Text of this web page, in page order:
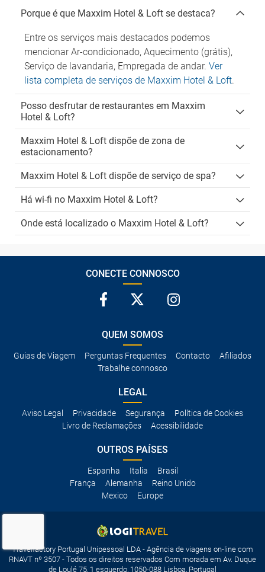
Porque é que Maxxim Hotel & Loft se destaca?
Entre os serviços mais destacados podemos
mencionar Ar-condicionado, Aquecimento (grátis),
Serviço de lavandaria, Empregada de andar. Ver
lista completa de serviços de Maxxim Hotel & Loft.
Posso desfrutar de restaurantes em Maxxim
Hotel & Loft?
Maxxim Hotel & Loft dispõe de zona de
estacionamento?
Maxxim Hotel & Loft dispõe de serviço de spa?
Há wi-fi no Maxxim Hotel & Loft?
Onde está localizado o Maxxim Hotel & Loft?
CONECTE CONNOSCO
QUEM SOMOS
Guias de Viagem Perguntas Frequentes Contacto
Afiliados
Trabalhe connosco
LEGAL
Aviso Legal Privacidade Segurança
Política de Cookies
Livro de Reclamações
Acessibilidade
OUTROS PAÍSES
Espanha Italia
Brasil
França
Alemanha
Reino Unido
Mexico
Europe
Travelfactory Portugal Unipessoal LDA - Agência de viagens on-line com
RNAVT nº 3507 - Todos os direitos reservados Com morada em Av. Duque
de Loulé 75, 1 esquerdo, 1050-088 Lisboa, Portugal